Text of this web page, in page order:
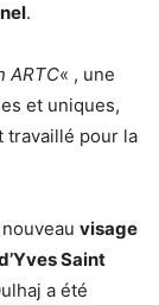
.
ARTC« , une
et uniques,
travaillé pour la
visage
Saint
a été